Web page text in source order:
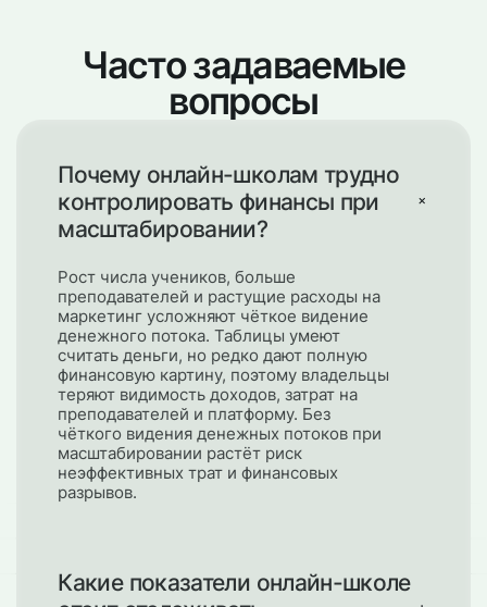
Часто задаваемые
вопросы
Почему онлайн-школам трудно
контролировать финансы при
масштабировании?
Рост числа учеников, больше
преподавателей и растущие расходы на
маркетинг усложняют чёткое видение
денежного потока. Таблицы умеют
считать деньги, но редко дают полную
финансовую картину, поэтому владельцы
теряют видимость доходов, затрат на
преподавателей и платформу. Без
чёткого видения денежных потоков при
масштабировании растёт риск
неэффективных трат и финансовых
разрывов.
Какие показатели онлайн-школе